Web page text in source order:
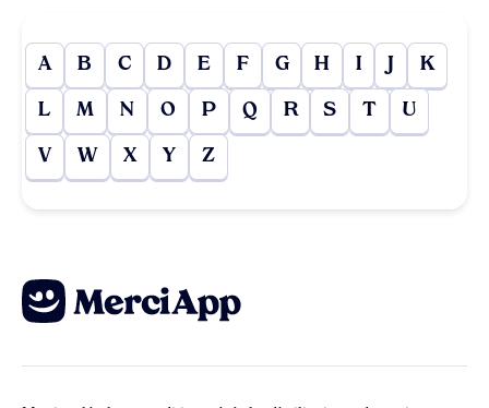
A B C D E F G H I J K
L M N O P Q R S T U
V W X Y Z